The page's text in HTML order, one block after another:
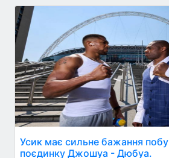
Усик має сильне бажання
поєдинку Джошуа - Дюбуа.